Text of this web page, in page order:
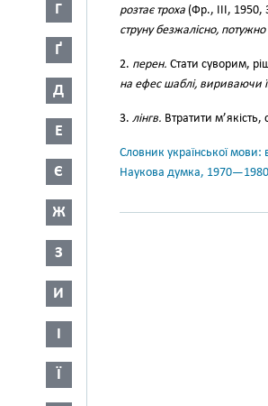
Г
Ґ
Д
Е
Є
Ж
З
И
І
Ї
розтає троха (Фр., III, 1950,
струну безжалісно,
2. перен. Стати суворим,
на ефес шаблі, вириваючи
3. лінгв. Втратити
Словник української мови:
Наукова думка,